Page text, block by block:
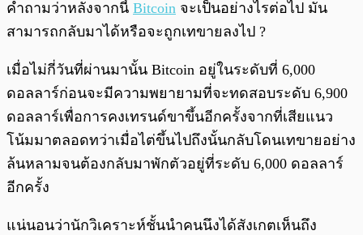
คำถามว่าหลังจากนี้ Bitcoin จะเป็นอย่างไรต่อไป มัน
สามารถกลับมาได้หรือจะถูกเทขายลงไป ?
เมื่อไม่กี่วันที่ผ่านมานั้น Bitcoin อยู่ในระดับที่ 6,000
ดอลลาร์ก่อนจะมีความพยายามที่จะทดสอบระดับ 6,900
ดอลลาร์เพื่อการคงเทรนด์ขาขึ้นอีกครั้งจากที่เสียแนว
โน้มมาตลอดทว่าเมื่อไต่ขึ้นไปถึงนั้นกลับโดนเทขายอย่าง
ล้นหลามจนต้องกลับมาพักตัวอยู่ที่ระดับ 6,000 ดอลลาร์
อีกครั้ง
แน่นอนว่านักวิเคราะห์ชั้นนำคนนึงได้สังเกตเห็นถึง